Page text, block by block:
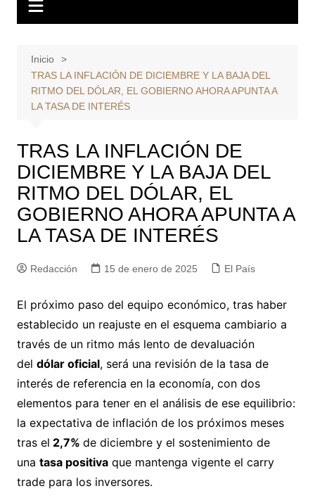
Inicio
TRAS LA INFLACIÓN DE DICIEMBRE Y LA BAJA DEL
RITMO DEL DÓLAR, EL GOBIERNO AHORA APUNTA A
LA TASA DE INTERÉS
TRAS LA INFLACIÓN DE
DICIEMBRE Y LA BAJA DEL
RITMO DEL DÓLAR, EL
GOBIERNO AHORA APUNTA A
LA TASA DE INTERÉS
Redacción 15 de enero de 2025 El País
El próximo paso del equipo económico, tras haber
establecido un reajuste en el esquema cambiario a
través de un ritmo más lento de devaluación
del dólar oficial, será una revisión de la tasa de
interés de referencia en la economía, con dos
elementos para tener en el análisis de ese equilibrio:
la expectativa de inflación de los próximos meses
tras el 2,7% de diciembre y el sostenimiento de
una tasa positivaque mantenga vigente el carry
trade para los inversores.